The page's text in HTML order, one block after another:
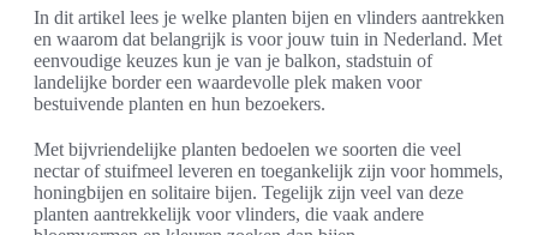
In dit artikel lees je welke planten bijen en vlinders aantrekken
en waarom dat belangrijk is voor jouw tuin in Nederland. Met
eenvoudige keuzes kun je van je balkon, stadstuin of
landelijke border een waardevolle plek maken voor
bestuivende planten en hun bezoekers.
Met bijvriendelijke planten bedoelen we soorten die veel
nectar of stuifmeel leveren en toegankelijk zijn voor hommels,
honingbijen en solitaire bijen. Tegelijk zijn veel van deze
planten aantrekkelijk voor vlinders, die vaak andere